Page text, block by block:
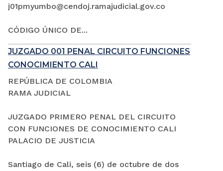
j01pmyumbo@cendoj.ramajudicial.gov.co
CÓDIGO ÚNICO DE...
JUZGADO 001 PENAL CIRCUITO FUNCIONES
CONOCIMIENTO CALI
REPÚBLICA DE COLOMBIA
RAMA JUDICIAL
JUZGADO PRIMERO PENAL DEL CIRCUITO
CON FUNCIONES DE CONOCIMIENTO CALI
PALACIO DE JUSTICIA
Santiago de Cali, seis (6) de octubre de dos